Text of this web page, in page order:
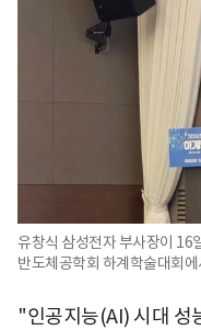
유창식 삼성전자 부사장이 16
반도체공학회 하계학술대회
"인공지능(AI) 시대 성